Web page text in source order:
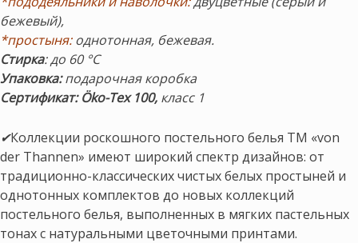
бежевый),
*простыня:однотонная, бежевая.
Стирка: до 60 °С
Упаковка:подарочная коробка
Сертификат: Öko-Tex 100, класс 1
✔Коллекции роскошного постельного белья ТМ «von
der Thannen» имеют широкий спектр дизайнов: от
традиционно-классических чистых белых простыней и
однотонных комплектов до новых коллекций
постельного белья, выполненных в мягких пастельных
тонах с натуральными цветочными принтами.